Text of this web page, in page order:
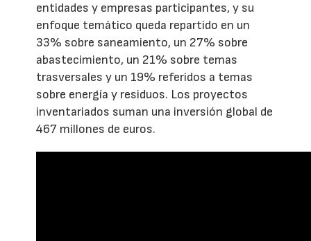
entidades y empresas participantes, y su
enfoque temático queda repartido en un
33% sobre saneamiento, un 27% sobre
abastecimiento, un 21% sobre temas
trasversales y un 19% referidos a temas
sobre energía y residuos. Los proyectos
inventariados suman una inversión global de
467 millones de euros.